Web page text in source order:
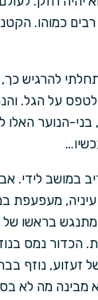
רבים כמוהו.
להרגיש כך,
על הגל.
הנוער האלו
במושב לידי.
מעפעפת
בראשו של
נמס
זעזוע, נוזף
מבינה מה לא